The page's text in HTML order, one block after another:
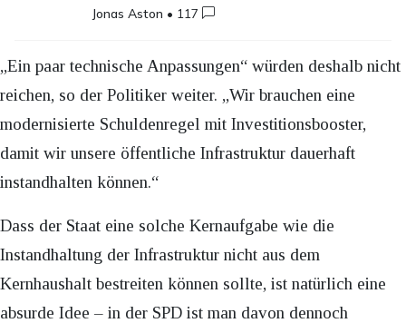
Jonas Aston • 117
„Ein paar technische Anpassungen“ würden deshalb nicht
reichen, so der Politiker weiter. „Wir brauchen eine
modernisierte Schuldenregel mit Investitionsbooster,
damit wir unsere öffentliche Infrastruktur dauerhaft
instandhalten können.“
Dass der Staat eine solche Kernaufgabe wie die
Instandhaltung der Infrastruktur nicht aus dem
Kernhaushalt bestreiten können sollte, ist natürlich eine
absurde Idee – in der SPD ist man davon dennoch